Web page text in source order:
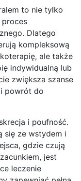
to nie tylko
proces
Dlatego
kompleksową
ale także
indywidualną lub
zwiększa szanse
i powrót do
i poufność.
się ze wstydem i
gdzie czują
jest
leczenie